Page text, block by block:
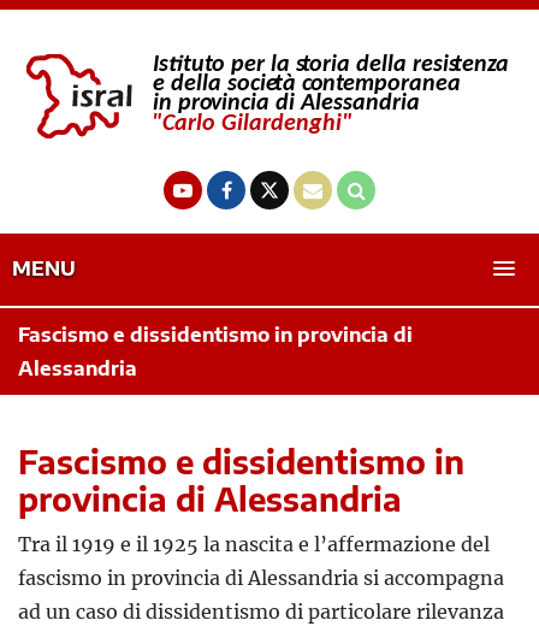
MENU
Fascismo e dissidentismo in provincia di
Alessandria
Fascismo e dissidentismo in
provincia di Alessandria
Tra il 1919 e il 1925 la nascita e l’affermazione del
fascismo in provincia di Alessandria si accompagna
ad un caso di dissidentismo di particolare rilevanza